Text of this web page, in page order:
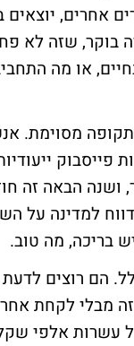
אחרים,
שזה לא
או מה
מסוימת.
ושנה הבאה זה
למדינה
בריכה, מה טוב.
הם רוצים
מבלי לקחת
של עשרות